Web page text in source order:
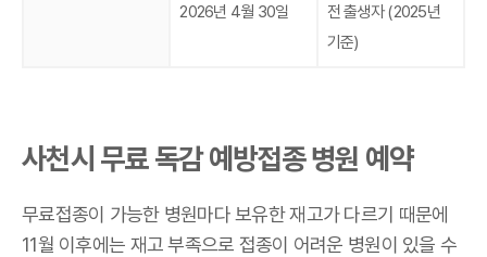
2026년 4월 30일
전 출생자 (2025년
기준)
사천시 무료 독감 예방접종 병원 예약
무료접종이 가능한 병원마다 보유한 재고가 다르기 때문에
11월 이후에는 재고 부족으로 접종이 어려운 병원이 있을 수